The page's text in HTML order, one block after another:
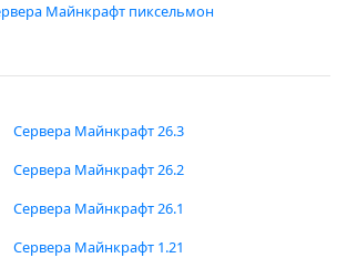
Майнкрафт пиксельмон
Сервера Майнкрафт 26.3
Сервера Майнкрафт 26.2
Сервера Майнкрафт 26.1
Сервера Майнкрафт 1.21